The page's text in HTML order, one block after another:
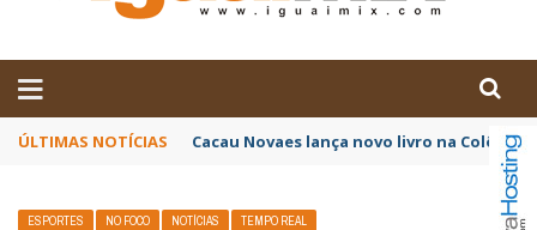
ÚLTIMAS NOTÍCIAS Poetas baianos representam o Brasil no
ESPORTES NO FOCO NOTÍCIAS TEMPO REAL